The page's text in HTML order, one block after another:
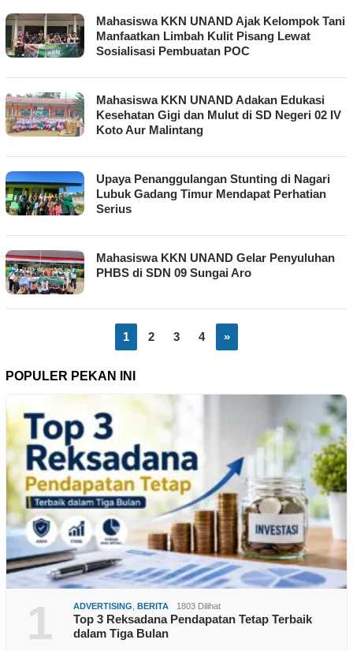
Mahasiswa KKN UNAND Ajak Kelompok Tani
Manfaatkan Limbah Kulit Pisang Lewat
Sosialisasi Pembuatan POC
Mahasiswa KKN UNAND Adakan Edukasi
Kesehatan Gigi dan Mulut di SD Negeri 02 IV
Koto Aur Malintang
Upaya Penanggulangan Stunting di Nagari
Lubuk Gadang Timur Mendapat Perhatian
Serius
Mahasiswa KKN UNAND Gelar Penyuluhan
PHBS di SDN 09 Sungai Aro
1 2 3 4 »
POPULER PEKAN INI
1 ADVERTISING BERITA 1803 Dilihat
Top 3 Reksadana Pendapatan Tetap Terbaik
dalam Tiga Bulan